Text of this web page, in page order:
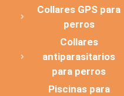
Collares GPS para
perros
Collares
antiparasitarios
para perros
Piscinas para